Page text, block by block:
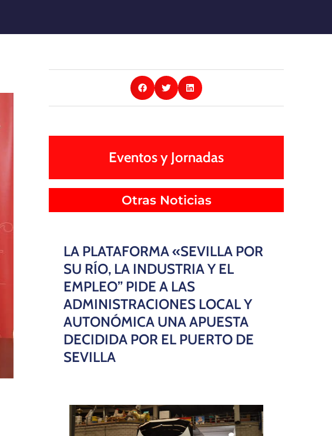
Eventos y Jornadas
Otras Noticias
LA PLATAFORMA «SEVILLA POR
SU RÍO, LA INDUSTRIA Y EL
EMPLEO” PIDE A LAS
ADMINISTRACIONES LOCAL Y
AUTONÓMICA UNA APUESTA
DECIDIDA POR EL PUERTO DE
SEVILLA